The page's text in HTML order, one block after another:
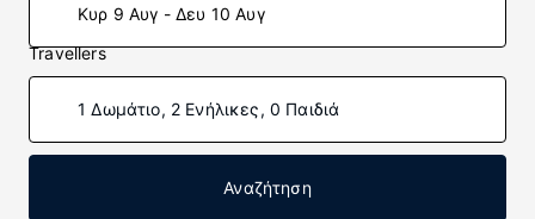
Κυρ 9 Αυγ - Δευ 10 Αυγ
Travellers
1 Δωμάτιο, 2 Ενήλικες, 0 Παιδιά
Αναζήτηση